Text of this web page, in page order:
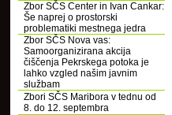
Zbor SČS Center in Ivan Cankar:
Še naprej o prostorski
problematiki mestnega jedra
Zbor SČS Nova vas:
Samoorganizirana akcija
čiščenja Pekrskega potoka je
lahko vzgled našim javnim
službam
Zbori SČS Maribora v tednu od
8. do 12. septembra